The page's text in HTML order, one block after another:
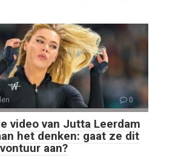
0
video van Jutta Leerdam
het denken: gaat ze dit
aan?